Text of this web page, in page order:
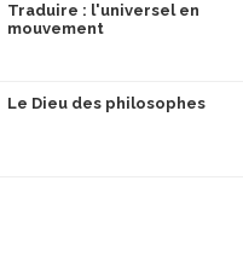
Traduire : l'universel en
mouvement
Le Dieu des philosophes